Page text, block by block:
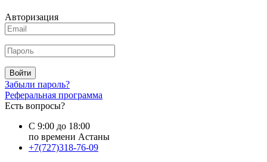
Авторизация
Войти
Забыли пароль?
Реферальная программа
Есть вопросы?
С 9:00 до 18:00
по времени Астаны
+7(727)318-76-09